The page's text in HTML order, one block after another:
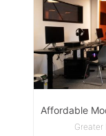
Greater